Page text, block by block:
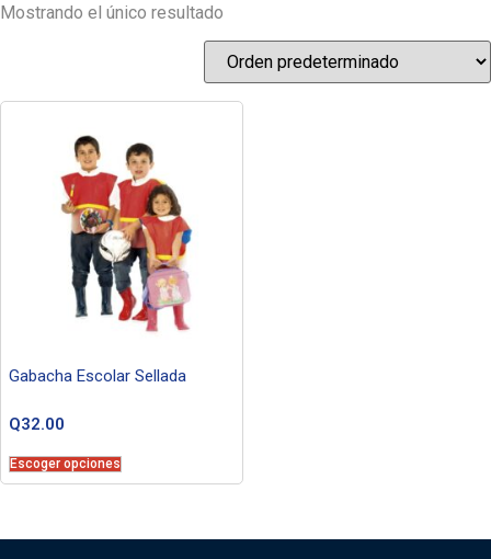
Mostrando el único resultado
Gabacha Escolar Sellada
Q32.00
Escoger opciones